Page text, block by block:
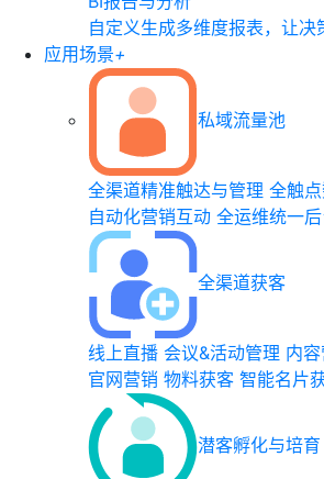
自定义生成多维度报表，让决
应用场景+
私域流量池
全渠道精准触达与管理 全触
自动化营销互动 全运维统一
全渠道获客
线上直播 会议&活动管理 内
官网营销 物料获客 智能名片
潜客孵化与培育